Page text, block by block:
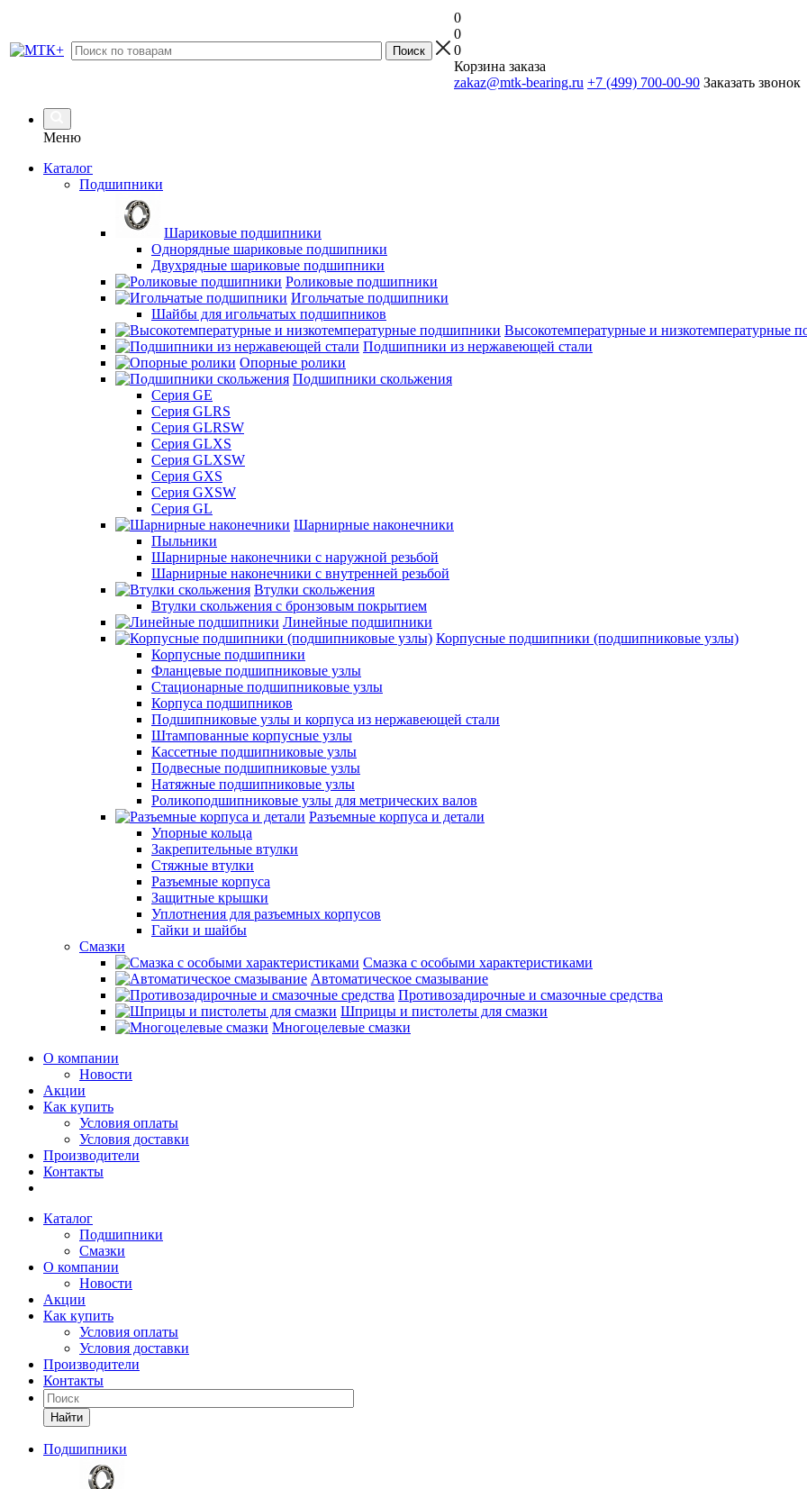
0
0
0
Корзина заказа
zakaz@mtk-bearing.ru +7 (499) 700-00-90 Заказать звонок
Меню
Каталог
Подшипники
Шариковые подшипники
Однорядные шариковые подшипники
Двухрядные шариковые подшипники
Роликовые подшипники
Игольчатые подшипники
Шайбы для игольчатых подшипников
Высокотемпературные и низкотемпературные
Подшипники из нержавеющей стали
Опорные ролики
Подшипники скольжения
Серия GE
Серия GLRS
Серия GLRSW
Серия GLXS
Серия GLXSW
Серия GXS
Серия GXSW
Серия GL
Шарнирные наконечники
Пыльники
Шарнирные наконечники с наружной резьбой
Шарнирные наконечники с внутренней резьбой
Втулки скольжения
Втулки скольжения с бронзовым покрытием
Линейные подшипники
Корпусные подшипники (подшипниковые узлы)
Корпусные подшипники
Фланцевые подшипниковые узлы
Стационарные подшипниковые узлы
Корпуса подшипников
Подшипниковые узлы и корпуса из нержавеющей стали
Штампованные корпусные узлы
Кассетные подшипниковые узлы
Подвесные подшипниковые узлы
Натяжные подшипниковые узлы
Роликоподшипниковые узлы для метрических валов
Разъемные корпуса и детали
Упорные кольца
Закрепительные втулки
Стяжные втулки
Разъемные корпуса
Защитные крышки
Уплотнения для разъемных корпусов
Гайки и шайбы
Смазки
Смазка с особыми характеристиками
Автоматическое смазывание
Противозадирочные и смазочные средства
Шприцы и пистолеты для смазки
Многоцелевые смазки
О компании
Новости
Акции
Как купить
Условия оплаты
Условия доставки
Производители
Контакты
Каталог
Подшипники
Смазки
О компании
Новости
Акции
Как купить
Условия оплаты
Условия доставки
Производители
Контакты
Найти
Подшипники